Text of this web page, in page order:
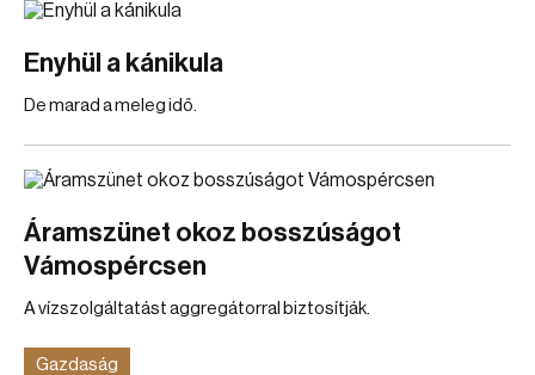
Enyhül a kánikula
De marad a meleg idő.
Áramszünet okoz bosszúságot
Vámospércsen
A vízszolgáltatást aggregátorral biztosítják.
Gazdaság